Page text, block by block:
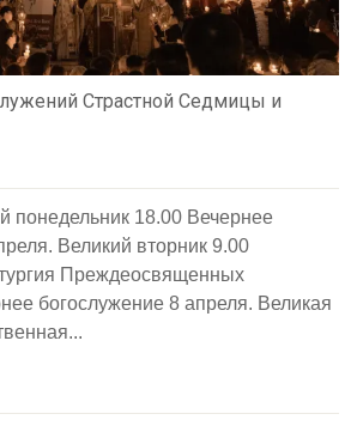
Страстной Седмицы и
понедельник 18.00 Вечернее
Великий вторник 9.00
Преждеосвященных
богослужение 8 апреля. Великая